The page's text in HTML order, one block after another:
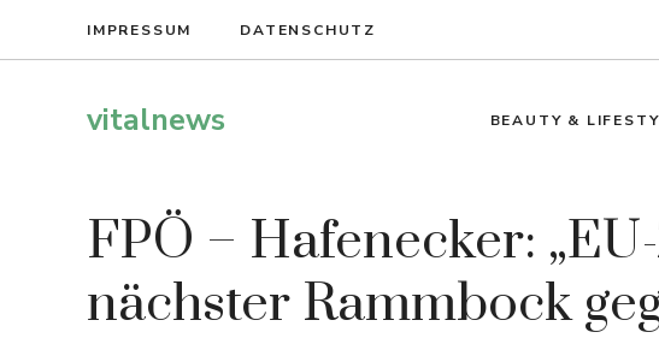
IMPRESSUM DATENSCHUTZ
vitalnews BEAUTY &
FPÖ – Hafenecker:
nächster Rammbock